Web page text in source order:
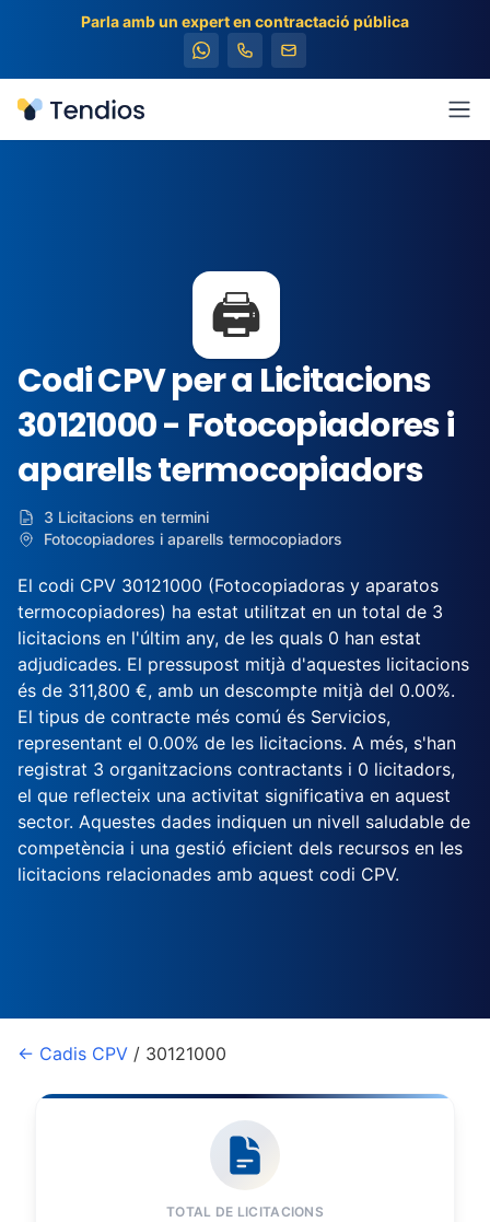
Parla amb un expert en contractació pública
Tendios
🖨️
Codi CPV per a Licitacions
30121000 - Fotocopiadores i
aparells termocopiadors
3 Licitacions en termini
Fotocopiadores i aparells termocopiadors
El codi CPV 30121000 (Fotocopiadoras y aparatos
termocopiadores) ha estat utilitzat en un total de 3
licitacions en l'últim any, de les quals 0 han estat
adjudicades. El pressupost mitjà d'aquestes licitacions
és de 311,800 €, amb un descompte mitjà del 0.00%.
El tipus de contracte més comú és Servicios,
representant el 0.00% de les licitacions. A més, s'han
registrat 3 organitzacions contractants i 0 licitadors,
el que reflecteix una activitat significativa en aquest
sector. Aquestes dades indiquen un nivell saludable de
competència i una gestió eficient dels recursos en les
licitacions relacionades amb aquest codi CPV.
← Cadis CPV / 30121000
TOTAL DE LICITACIONS